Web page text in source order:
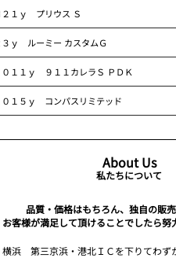
２１ｙ プリウス Ｓ
３ｙ ルーミー カスタムＧ
０１１ｙ ９１１カレラＳ ＰＤＫ
０１５ｙ コンパスリミテッド
About Us
私たちについて
品質・価格はもちろん、独自の販売
お客様が満足して頂けることでしたら努
横浜 第三京浜・港北ＩＣを下りてわず